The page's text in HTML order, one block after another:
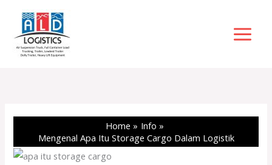
content
Home
Info
Mengenal Apa Itu Storage Cargo Dalam Logistik